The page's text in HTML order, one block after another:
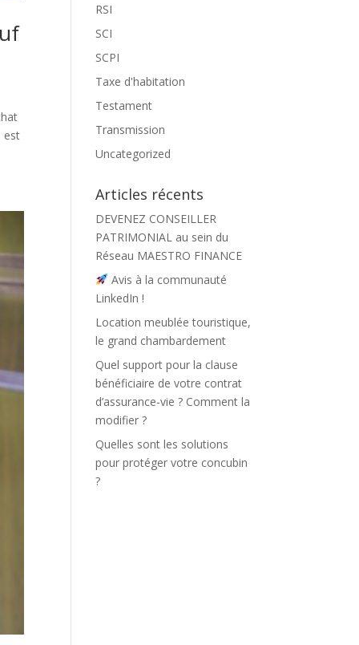
est
RSI
SCI
SCPI
Taxe d'habitation
Testament
Transmission
Uncategorized
Articles récents
DEVENEZ CONSEILLER
PATRIMONIAL au sein du
Réseau MAESTRO FINANCE
Avis à la communauté
LinkedIn !
Location meublée touristique,
le grand chambardement
Quel support pour la clause
bénéficiaire de votre contrat
d’assurance-vie ? Comment la
modifier ?
Quelles sont les solutions
pour protéger votre concubin
?